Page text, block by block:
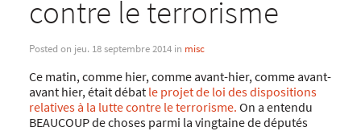
contre le terrorisme
Posted on jeu. 18 septembre 2014 in misc
Ce matin, comme hier, comme avant-hier, comme avant-
avant hier, était débat le projet de loi des dispositions
relatives à la lutte contre le terrorisme. On a entendu
BEAUCOUP de choses parmi la vingtaine de députés